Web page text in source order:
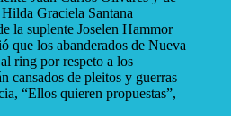
Graciela Santana
la suplente Joselen Hammor
que los abanderados de Nueva
ring por respeto a los
cansados de pleitos y guerras
“Ellos quieren propuestas”,